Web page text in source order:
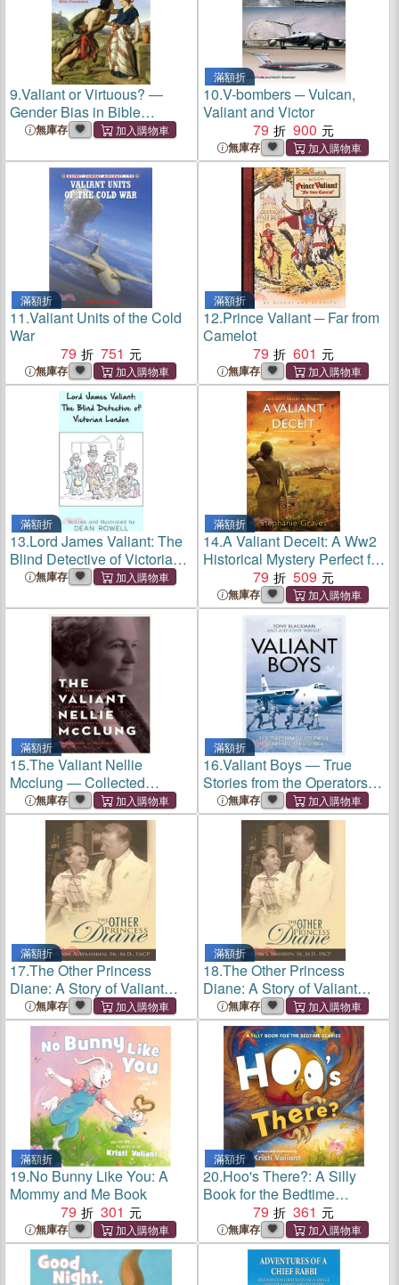
9.Valiant or Virtuous? ―
Gender Bias in Bible
Translation
無庫存
滿額折
10.V-bombers ─ Vulcan,
Valiant and Victor
79
900
無庫存
滿額折
11.Valiant Units of the Cold
War
79
751
無庫存
滿額折
12.Prince Valiant ─ Far from
Camelot
79
601
無庫存
滿額折
13.Lord James Valiant: The
Blind Detective of Victorian
London
無庫存
滿額折
14.A Valiant Deceit: A Ww2
Historical Mystery Perfect for
Book Clubs
79 509
無庫存
滿額折
15.The Valiant Nellie
Mcclung ― Collected
Columns by Canada's Most
Famous Suffragist
無庫存
滿額折
16.Valiant Boys ― True
Stories from the Operators of
the UK's First Four-Jet
Bomber
無庫存
滿額折
17.The Other Princess
Diane: A Story of Valiant
Perseverance Against
Medical Odds
無庫存
滿額折
18.The Other Princess
Diane: A Story of Valiant
Perseverance Against
Medical Odds
無庫存
滿額折
19.No Bunny Like You: A
Mommy and Me Book
79
301
無庫存
滿額折
20.Hoo's There?: A Silly
Book for the Bedtime
79 361
無庫存